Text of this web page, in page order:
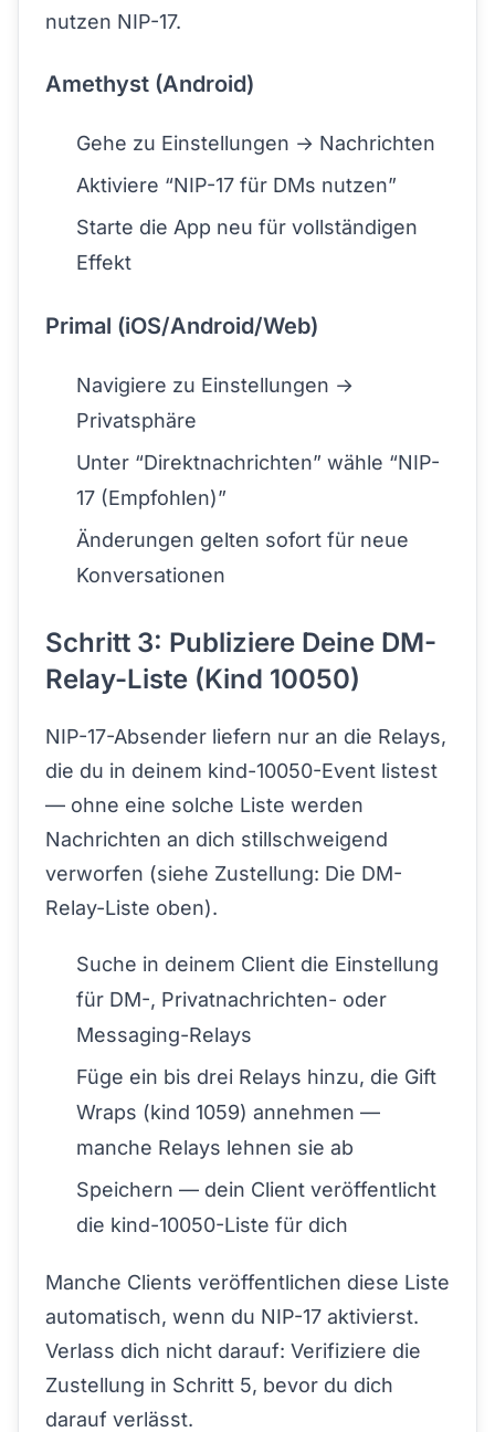
nutzen NIP-17.
Amethyst (Android)
Gehe zu Einstellungen → Nachrichten
Aktiviere “NIP-17 für DMs nutzen”
Starte die App neu für vollständigen
Effekt
Primal (iOS/Android/Web)
Navigiere zu Einstellungen →
Privatsphäre
Unter “Direktnachrichten” wähle “NIP-
17 (Empfohlen)”
Änderungen gelten sofort für neue
Konversationen
Schritt 3: Publiziere Deine DM-
Relay-Liste (Kind 10050)
NIP-17-Absender liefern nur an die Relays,
die du in deinem kind-10050-Event listest
— ohne eine solche Liste werden
Nachrichten an dich stillschweigend
verworfen (siehe Zustellung: Die DM-
Relay-Liste oben).
Suche in deinem Client die Einstellung
für DM-, Privatnachrichten- oder
Messaging-Relays
Füge ein bis drei Relays hinzu, die Gift
Wraps (kind 1059) annehmen —
manche Relays lehnen sie ab
Speichern — dein Client veröffentlicht
die kind-10050-Liste für dich
Manche Clients veröffentlichen diese Liste
automatisch, wenn du NIP-17 aktivierst.
Verlass dich nicht darauf: Verifiziere die
Zustellung in Schritt 5, bevor du dich
darauf verlässt.